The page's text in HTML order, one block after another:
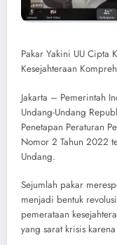
Pakar Yakini UU Cipta
Kesejahteraan
Jakarta – Pemerintah
Undang-Undang
Penetapan Peraturan
Nomor 2 Tahun 2022
Undang.
Sejumlah pakar
menjadi bentuk
pemerataan
yang sarat krisis